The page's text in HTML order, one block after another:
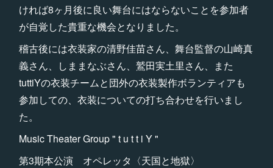
ければ8ヶ月後に良い舞台にはならないことを参加者
が自覚した貴重な機会となりました。
稽古後には衣装家の清野佳苗さん、舞台監督の山崎真
義さん、しままなぶさん、鷲田実土里さん、また
tuttiYの衣装チームと団外の衣装製作ボランティアも
参加しての、衣装についての打ち合わせを行いまし
た。
Music Theater Group " t u t t i Y "
第3期本公演 オペレッタ〈天国と地獄〉